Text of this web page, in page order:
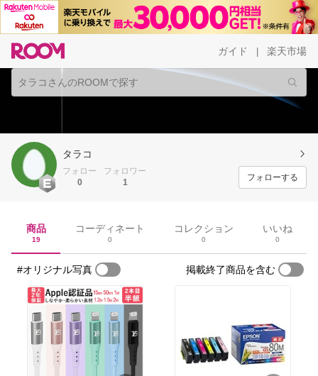
ガイド 楽天市場
タラコ
フォロー
0
フォロワー
1
フォローする
商品
19
コーディネート
0
コレクション
0
いいね
0
#オリジナル写真 掲載終了商品を含む